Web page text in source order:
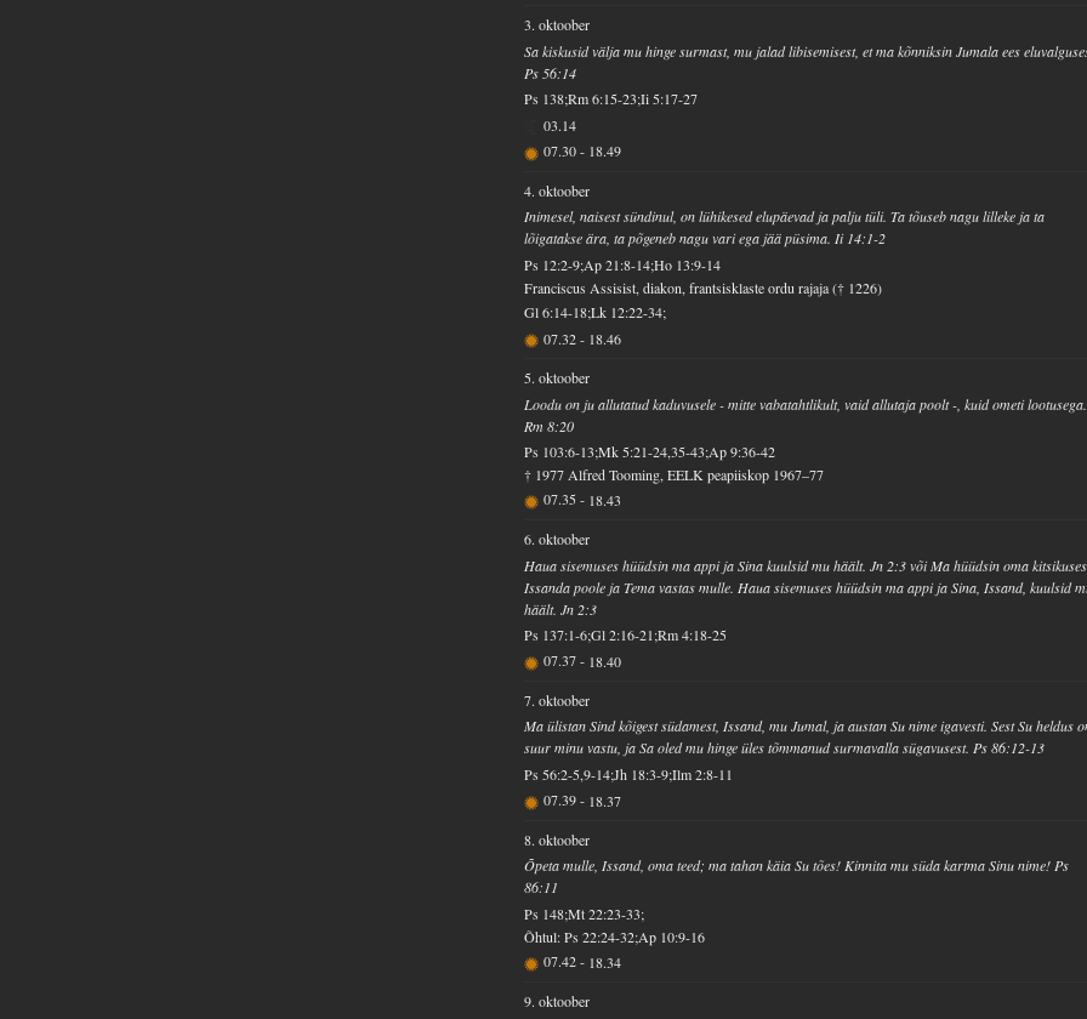
3. oktoober
Sa kiskusid välja mu hinge surmast, mu jalad libisemisest, et ma kõnniksin Jumala ees
Ps 56:14
Ps 138;Rm 6:15-23;Ii 5:17-27
03.14
07.30- 18.49
4. oktoober
Inimesel, naisest sündinul, on lühikesed elupäevad ja palju tüli. Ta tõuseb nagu lilleke ja ta
lõigatakse ära, ta põgeneb nagu vari ega jää püsima. Ii 14:1-2
Ps 12:2-9;Ap 21:8-14;Ho 13:9-14
Franciscus Assisist, diakon, frantsisklaste ordu rajaja († 1226)
Gl 6:14-18;Lk 12:22-34;
07.32- 18.46
5. oktoober
Loodu on ju allutatud kaduvusele - mitte vabatahtlikult, vaid allutaja poolt -, kuid ometi lootusega.
Rm 8:20
Ps 103:6-13;Mk 5:21-24,35-43;Ap 9:36-42
† 1977 Alfred Tooming, EELK peapiiskop 1967–77
07.35- 18.43
6. oktoober
Haua sisemuses hüüdsin ma appi ja Sina kuulsid mu häält. Jn 2:3 või Ma hüüdsin oma kitsikuses
Issanda poole ja Tema vastas mulle. Haua sisemuses hüüdsin ma appi ja Sina, Issand, kuulsid
häält. Jn 2:3
Ps 137:1-6;Gl 2:16-21;Rm 4:18-25
07.37- 18.40
7. oktoober
Ma ülistan Sind kõigest südamest, Issand, mu Jumal, ja austan Su nime igavesti. Sest Su heldus
suur minu vastu, ja Sa oled mu hinge üles tõmmanud surmavalla sügavusest. Ps 86:12-13
Ps 56:2-5,9-14;Jh 18:3-9;Ilm 2:8-11
07.39- 18.37
8. oktoober
Õpeta mulle, Issand, oma teed; ma tahan käia Su tões! Kinnita mu süda kartma Sinu nime! Ps
86:11
Ps 148;Mt 22:23-33;
Õhtul: Ps 22:24-32;Ap 10:9-16
07.42- 18.34
9. oktoober